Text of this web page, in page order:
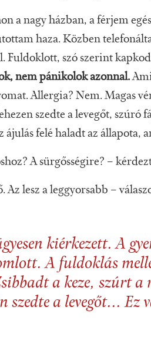
a nagy házban, a férjem
haza. Közben
Fuldoklott, szó szerint
nem pánikolok azonnal.
Allergia? Nem. Magas
szedte a levegőt, szúró
ájulás felé haladt az állapota,
A sürgősségire? –
Az lesz a leggyorsabb –
kiérkezett. A
A fuldoklás
a keze, szúrt a
szedte a levegőt... Ez